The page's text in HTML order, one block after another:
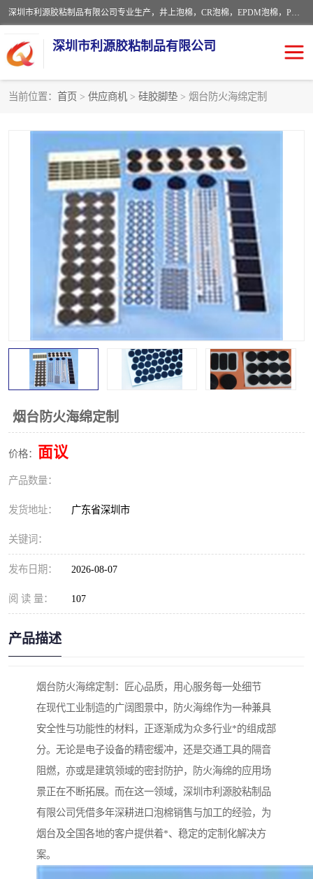
深圳市利源胶粘制品有限公司专业生产，井上泡棉，CR泡棉，EPDM泡棉，PORON泡棉厚度剖切，公差正负0.1mm，硅胶条，脚垫，异形一次成型，雕刻EVA海绵；包装材料:精密仪器、医疗器具、运输时缓冲、防震材料。建筑:住房装潢材料、房屋门窗密封；轻便、强韧性：轻便并且具有较强的韧性，良好的耐油性与耐溶剂性。隔热性：导热性低具有优越的保温性，具有的回弹性。
深圳市利源胶粘制品有限公司
当前位置： 首页 > 供应商机 > 硅胶脚垫 > 烟台防火海绵定制
烟台防火海绵定制
价格： 面议
产品数量：
发货地址： 广东省深圳市
关键词：
发布日期： 2026-08-07
阅 读 量： 107
产品描述
烟台防火海绵定制：匠心品质，用心服务每一处细节
在现代工业制造的广阔图景中，防火海绵作为一种兼具
安全性与功能性的材料，正逐渐成为众多行业*的组成部
分。无论是电子设备的精密缓冲，还是交通工具的隔音
阻燃，亦或是建筑领域的密封防护，防火海绵的应用场
景正在不断拓展。而在这一领域，深圳市利源胶粘制品
有限公司凭借多年深耕进口泡棉销售与加工的经验，为
烟台及全国各地的客户提供着*、稳定的定制化解决方
案。
PORON泡棉 防火海绵
EVA珍珠棉异形 硅胶脚垫
佛橡胶泡棉